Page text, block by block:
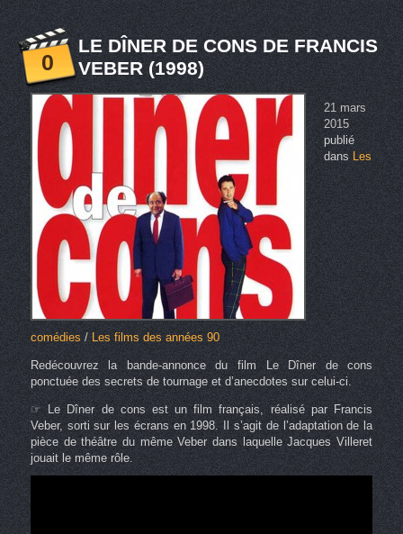
0
LE DÎNER DE CONS DE FRANCIS
VEBER (1998)
21 mars
2015
publié
dansLes
comédies/ Les films des années 90
Redécouvrez la bande-annonce du film Le Dîner de cons
ponctuée des secrets de tournage et d’anecdotes sur celui-ci.
☞ Le Dîner de cons est un film français, réalisé par Francis
Veber, sorti sur les écrans en 1998. Il s’agit de l’adaptation de la
pièce de théâtre du même Veber dans laquelle Jacques Villeret
jouait le même rôle.